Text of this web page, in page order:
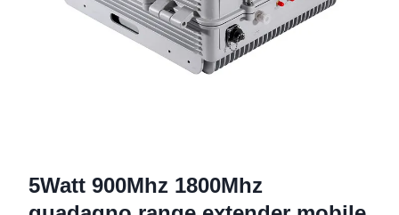
5Watt 900Mhz 1800Mhz